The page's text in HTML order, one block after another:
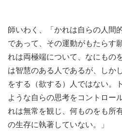
師いわく、「かれは自らの人間
であって、その運動がもたらす
れは両極端について、なにもの
は智慧のある人であるが、しか
をする（欲する）人ではない。
ような自らの思考をコントロー
れは無常を観じ、何ものをも所
の生存に執著していない。」